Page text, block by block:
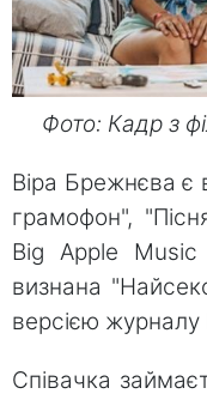
Фото: Кадр з
Віра Брежнєва є
грамофон",
Вig Apple Music
визнана
версією журналу
Співачка